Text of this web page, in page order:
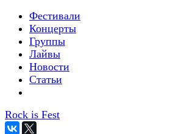
Фестивали
Концерты
Группы
Лайвы
Новости
Статьи
Rock is Fest